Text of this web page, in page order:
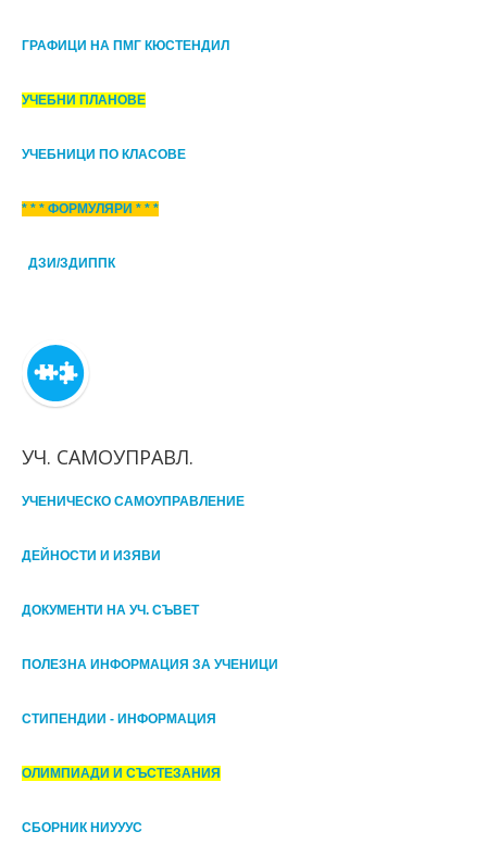
ГРАФИЦИ НА ПМГ КЮСТЕНДИЛ
УЧЕБНИ ПЛАНОВЕ
УЧЕБНИЦИ ПО КЛАСОВЕ
* * * ФОРМУЛЯРИ * * *
ДЗИ/ЗДИППК
УЧ. САМОУПРАВЛ.
УЧЕНИЧЕСКО САМОУПРАВЛЕНИЕ
ДЕЙНОСТИ И ИЗЯВИ
ДОКУМЕНТИ НА УЧ. СЪВЕТ
ПОЛЕЗНА ИНФОРМАЦИЯ ЗА УЧЕНИЦИ
СТИПЕНДИИ - ИНФОРМАЦИЯ
ОЛИМПИАДИ И СЪСТЕЗАНИЯ
СБОРНИК НИУУУС